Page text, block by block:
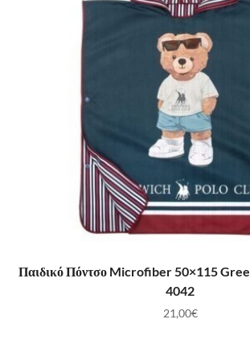
ΠΡΟΣΘΉΚΗ ΣΤΟ ΚΑΛΆΘΙ
Παιδικό Πόντσο Microfiber 50×115
4042
21,00€